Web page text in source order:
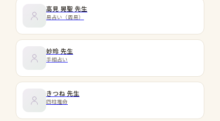
高見 晃聖 先生
易占い（周易）
妙玲 先生
手相占い
きつね 先生
四柱推命